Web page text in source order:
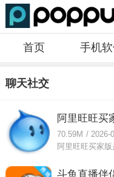
首页 手机
聊天社交
阿里旺旺买
70.59M / 2026-
斗鱼直播伴